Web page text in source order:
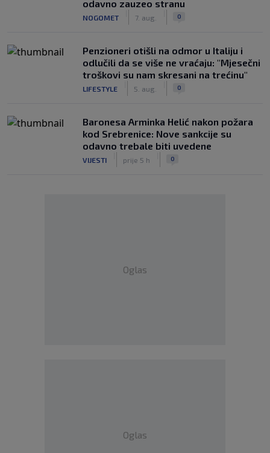
odavno zauzeo stranu
NOGOMET 7. aug. 0
Penzioneri otišli na odmor u Italiju i
odlučili da se više ne vraćaju: "Mjesečni
troškovi su nam skresani na trećinu"
LIFESTYLE 5. aug. 0
Baronesa Arminka Helić nakon požara
kod Srebrenice: Nove sankcije su
odavno trebale biti uvedene
VIJESTI prije 5 h 0
Oglas
Oglas